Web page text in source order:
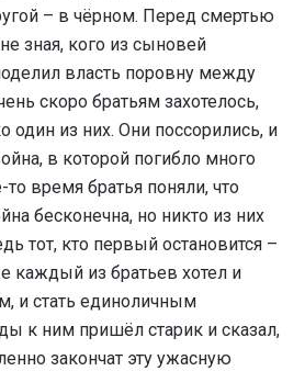
– в чёрном. Перед смертью
зная, кого из сыновей
власть поровну между
скоро братьям захотелось,
один из них. Они поссорились, и
в которой погибло много
время братья поняли, что
бесконечна, но никто из них
тот, кто первый остановится –
каждый из братьев хотел и
и стать единоличным
к ним пришёл старик и сказал,
закончат эту ужасную